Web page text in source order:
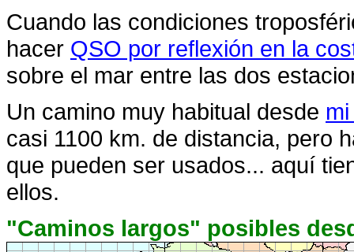
Cuando las condiciones
hacer QSO por reflexión en la
sobre el mar entre las dos
Un camino muy habitual desde
casi 1100 km. de distancia, pero
que pueden ser usados... aquí
ellos.
"Caminos largos" posibles